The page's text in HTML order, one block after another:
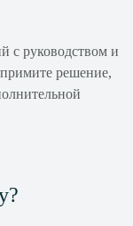
с руководством и
решение,